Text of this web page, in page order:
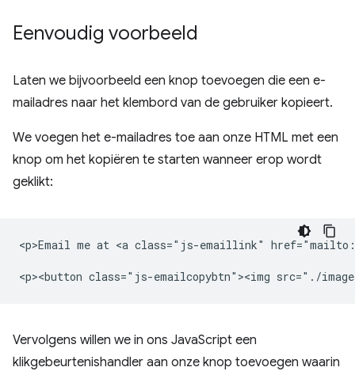
Eenvoudig voorbeeld
Laten we bijvoorbeeld een knop toevoegen die een e-
mailadres naar het klembord van de gebruiker kopieert.
We voegen het e-mailadres toe aan onze HTML met een
knop om het kopiëren te starten wanneer erop wordt
geklikt:
<p>Email me at <a class="js-emaillink"
Vervolgens willen we in ons JavaScript een
klikgebeurtenishandler aan onze knop toevoegen waarin